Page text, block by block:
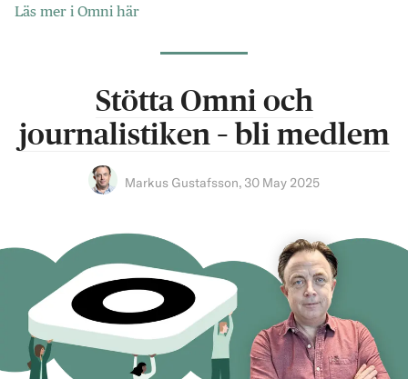
Läs mer i Omni här
Stötta Omni och
journalistiken – bli medlem
Markus Gustafsson, 30 May 2025